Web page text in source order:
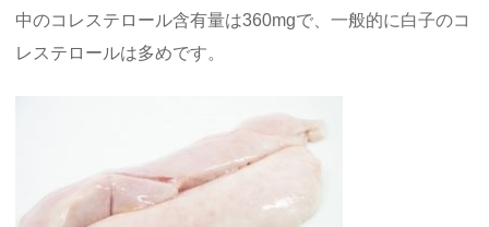
中のコレステロール含有量は360mgで、一般的に白子のコ
レステロールは多めです。